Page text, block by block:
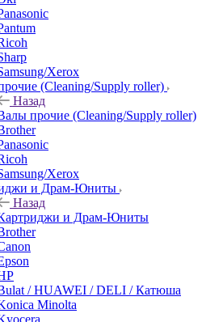
Xerox
(Cleaning/Supply roller)
Назад
прочие (Cleaning/Supply roller)
Xerox
и Драм-Юниты
Назад
и Драм-Юниты
/ HUAWEI / DELI / Катюша
Minolta